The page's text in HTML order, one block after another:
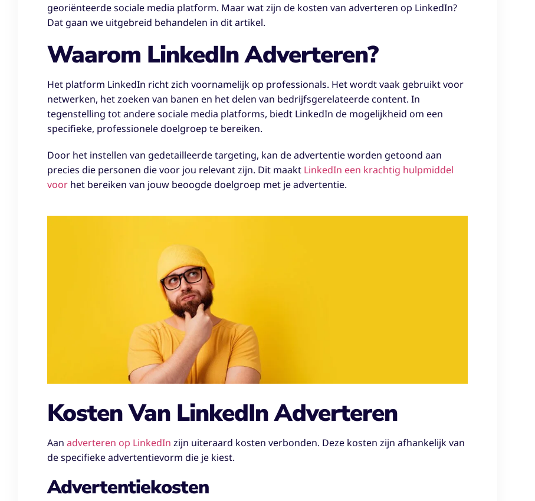
georiënteerde sociale media platform. Maar wat zijn de kosten van adverteren op LinkedIn?
Dat gaan we uitgebreid behandelen in dit artikel.
Waarom LinkedIn Adverteren?
Het platform LinkedIn richt zich voornamelijk op professionals. Het wordt vaak gebruikt voor
netwerken, het zoeken van banen en het delen van bedrijfsgerelateerde content. In
tegenstelling tot andere sociale media platforms, biedt LinkedIn de mogelijkheid om een
specifieke, professionele doelgroep te bereiken.
Door het instellen van gedetailleerde targeting, kan de advertentie worden getoond aan
precies die personen die voor jou relevant zijn. Dit maakt LinkedIn een krachtig hulpmiddel
voor het bereiken van jouw beoogde doelgroep met je advertentie.
Kosten Van LinkedIn Adverteren
Aan adverteren op LinkedIn zijn uiteraard kosten verbonden. Deze kosten zijn afhankelijk van
de specifieke advertentievorm die je kiest.
Advertentiekosten